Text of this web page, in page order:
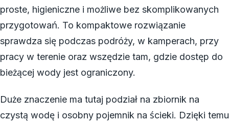
proste, higieniczne i możliwe bez skomplikowanych
przygotowań. To kompaktowe rozwiązanie
sprawdza się podczas podróży, w kamperach, przy
pracy w terenie oraz wszędzie tam, gdzie dostęp do
bieżącej wody jest ograniczony.
Duże znaczenie ma tutaj podział na zbiornik na
czystą wodę i osobny pojemnik na ścieki. Dzięki temu